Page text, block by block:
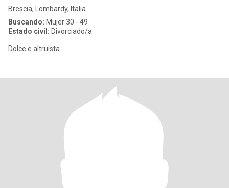
Brescia, Lombardy, Italia
Buscando: Mujer 30 - 49
Estado civil: Divorciado/a
Dolce e altruista